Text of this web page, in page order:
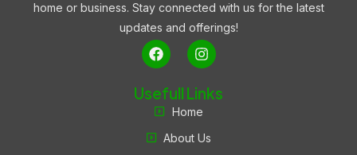
home or business. Stay connected with us for the latest
updates and offerings!
Usefull Links
Home
About Us